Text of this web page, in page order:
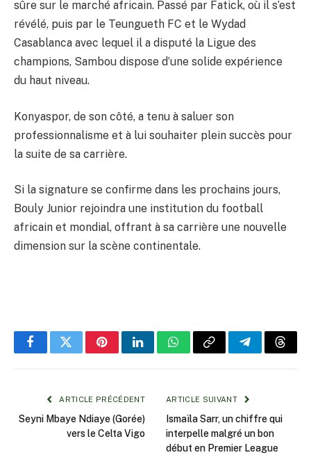
sûre sur le marché africain. Passé par Fatick, où il s’est
révélé, puis par le Teungueth FC et le Wydad
Casablanca avec lequel il a disputé la Ligue des
champions, Sambou dispose d’une solide expérience
du haut niveau.
Konyaspor, de son côté, a tenu à saluer son
professionnalisme et à lui souhaiter plein succès pour
la suite de sa carrière.
Si la signature se confirme dans les prochains jours,
Bouly Junior rejoindra une institution du football
africain et mondial, offrant à sa carrière une nouvelle
dimension sur la scène continentale.
FacebookTwitterPinterestLinkedInWhatsApp
Copy
Telegram
ARTICLE PRÉCÉDENT
Seyni Mbaye Ndiaye (Gorée)
vers le Celta Vigo
ARTICLE SUIVANT
Ismaïla Sarr, un chiffre qui
interpelle malgré un bon
début en Premier League